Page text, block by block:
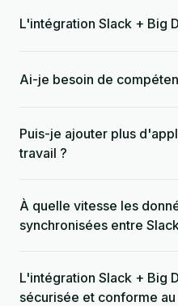
L'intégration Slack + Big
Ai-je besoin de
Puis-je ajouter plus
travail ?
À quelle vitesse les
synchronisées entre
L'intégration Slack + Big
sécurisée et conforme au